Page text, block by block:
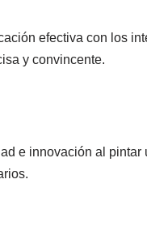
efectiva con los
y convincente.
e innovación al